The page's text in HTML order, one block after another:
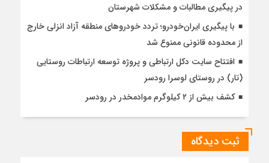
در پیگیری مطالبات و مشکلات شهرستان
با پیگیری ایران‌خودرو؛ تردد خودروهای منطقه آزاد انزلی خارج
از محدوده قانونی ممنوع شد
افتتاح سایت دکل ارتباطی و پروژه توسعه ارتباطات روستایی
(تار) در روستای لوسرا رودسر
کشف بیش از ۲ کیلوگرم موادمخدر در رودسر
ثبت دیدگاه